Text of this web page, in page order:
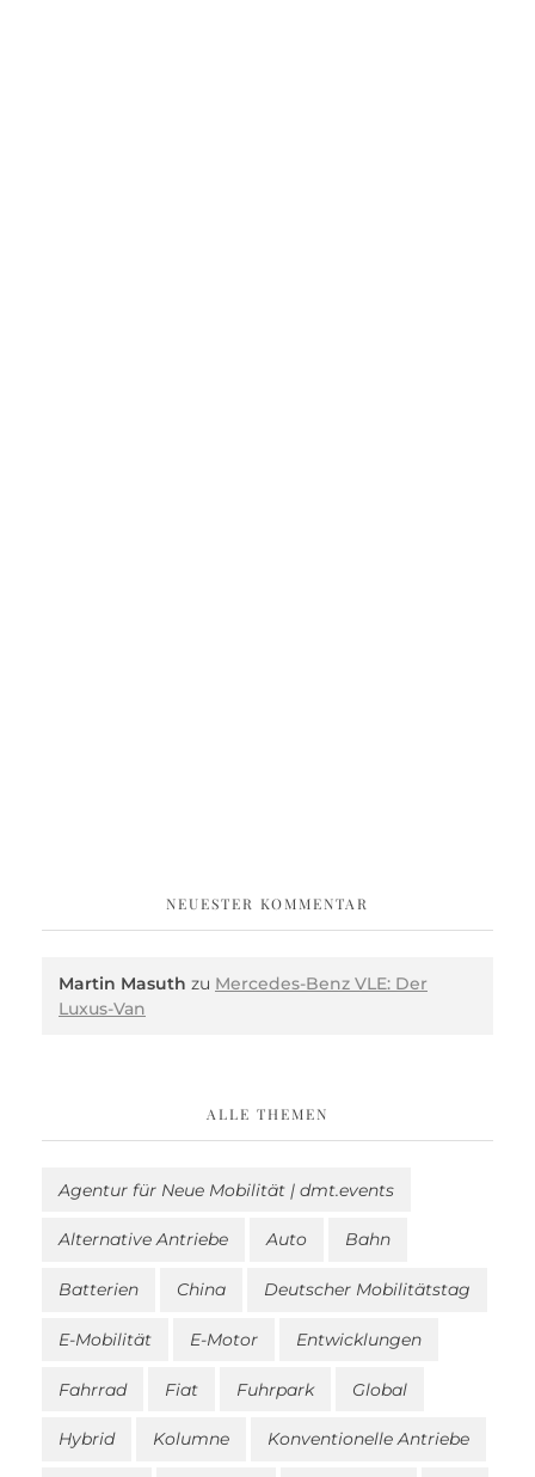
NEUESTER KOMMENTAR
Martin Masuth zu Mercedes-Benz VLE: Der
Luxus-Van
ALLE THEMEN
Agentur für Neue Mobilität | dmt.events
Alternative Antriebe Auto Bahn
Batterien China Deutscher Mobilitätstag
E-Mobilität E-Motor Entwicklungen
Fahrrad Fiat Fuhrpark Global
Hybrid Kolumne Konventionelle Antriebe